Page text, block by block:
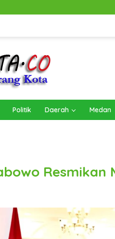
Parit Jalan
Politik Daerah Medan
Resmikan